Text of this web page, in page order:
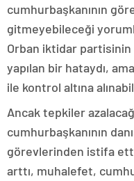
cumhurbaşkanının
gitmeyebileceği
Orban iktidar
yapılan bir hataydı,
ile kontrol altına
Ancak tepkiler
cumhurbaşkanının
görevlerinden istifa
arttı, muhalefet,